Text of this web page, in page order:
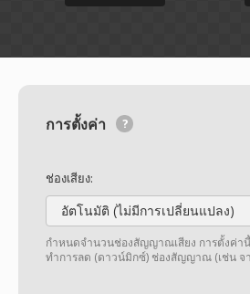
การตั้งค่า
ช่องเสียง:
อัตโนมัติ (ไม่มีการเปลี่ยนแปลง)
กำหนดจำนวนช่องสัญญาณเสียง การตั้งค่า
ทำการลด (ดาวน์มิกซ์) ช่องสัญญาณ (เช่น จา